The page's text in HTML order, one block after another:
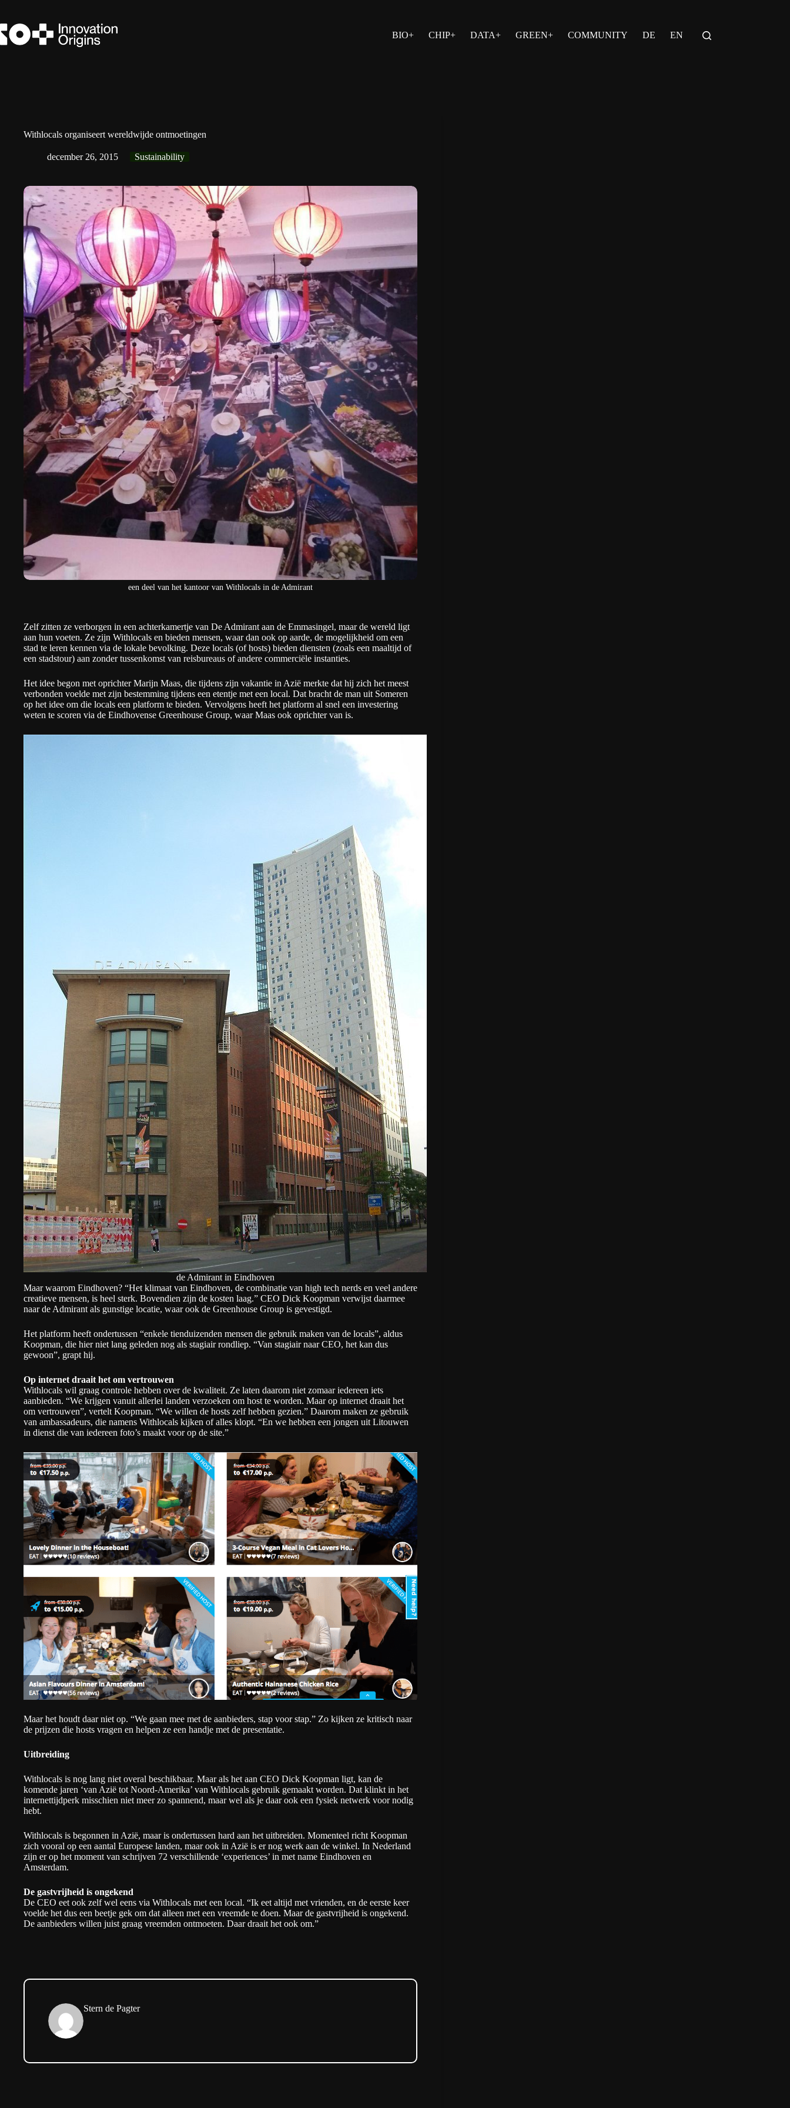
de
inhoud
BIO+ CHIP+ DATA+ GREEN+ COMMUNITY DE EN
Withlocals organiseert wereldwijde ontmoetingen
december 26, 2015 Sustainability
een deel van het kantoor van Withlocals in de Admirant
Zelf zitten ze verborgen in een achterkamertje van De Admirant aan de Emmasingel, maar de wereld ligt
aan hun voeten. Ze zijn Withlocals en bieden mensen, waar dan ook op aarde, de mogelijkheid om een
stad te leren kennen via de lokale bevolking. Deze locals (of hosts) bieden diensten (zoals een maaltijd of
een stadstour) aan zonder tussenkomst van reisbureaus of andere commerciële instanties.
Het idee begon met oprichter Marijn Maas, die tijdens zijn vakantie in Azië merkte dat hij zich het meest
verbonden voelde met zijn bestemming tijdens een etentje met een local. Dat bracht de man uit Someren
op het idee om die locals een platform te bieden. Vervolgens heeft het platform al snel een investering
weten te scoren via de Eindhovense Greenhouse Group, waar Maas ook oprichter van is.
de Admirant in Eindhoven
Maar waarom Eindhoven? “Het klimaat van Eindhoven, de combinatie van high tech nerds en veel andere
creatieve mensen, is heel sterk. Bovendien zijn de kosten laag.” CEO Dick Koopman verwijst daarmee
naar de Admirant als gunstige locatie, waar ook de Greenhouse Group is gevestigd.
Het platform heeft ondertussen “enkele tienduizenden mensen die gebruik maken van de locals”, aldus
Koopman, die hier niet lang geleden nog als stagiair rondliep. “Van stagiair naar CEO, het kan dus
gewoon”, grapt hij.
Op internet draait het om vertrouwen
Withlocals wil graag controle hebben over de kwaliteit. Ze laten daarom niet zomaar iedereen iets
aanbieden. “We krijgen vanuit allerlei landen verzoeken om host te worden. Maar op internet draait het
om vertrouwen”, vertelt Koopman. “We willen de hosts zelf hebben gezien.” Daarom maken ze gebruik
van ambassadeurs, die namens Withlocals kijken of alles klopt. “En we hebben een jongen uit Litouwen
in dienst die van iedereen foto’s maakt voor op de site.”
Maar het houdt daar niet op. “We gaan mee met de aanbieders, stap voor stap.” Zo kijken ze kritisch naar
de prijzen die hosts vragen en helpen ze een handje met de presentatie.
Uitbreiding
Withlocals is nog lang niet overal beschikbaar. Maar als het aan CEO Dick Koopman ligt, kan de
komende jaren ‘van Azië tot Noord-Amerika’ van Withlocals gebruik gemaakt worden. Dat klinkt in het
internettijdperk misschien niet meer zo spannend, maar wel als je daar ook een fysiek netwerk voor nodig
hebt.
Withlocals is begonnen in Azië, maar is ondertussen hard aan het uitbreiden. Momenteel richt Koopman
zich vooral op een aantal Europese landen, maar ook in Azië is er nog werk aan de winkel. In Nederland
zijn er op het moment van schrijven 72 verschillende ‘experiences’ in met name Eindhoven en
Amsterdam.
De gastvrijheid is ongekend
De CEO eet ook zelf wel eens via Withlocals met een local. “Ik eet altijd met vrienden, en de eerste keer
voelde het dus een beetje gek om dat alleen met een vreemde te doen. Maar de gastvrijheid is ongekend.
De aanbieders willen juist graag vreemden ontmoeten. Daar draait het ook om.”
Stern de Pagter